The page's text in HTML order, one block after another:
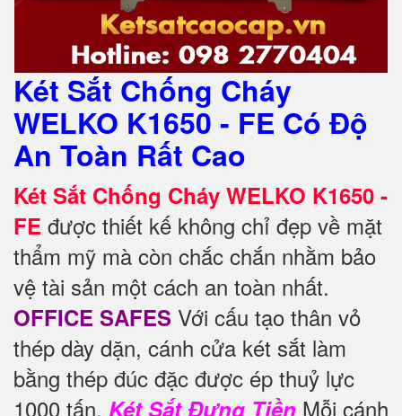
Két Sắt Chống Cháy
WELKO K1650 - FE Có Độ
An Toàn Rất Cao
Két Sắt Chống Cháy WELKO K1650 -
FE được thiết kế không chỉ đẹp về mặt
thẩm mỹ mà còn chắc chắn nhằm bảo
vệ tài sản một cách an toàn nhất.
OFFICE SAFES Với cấu tạo thân vỏ
thép dày dặn, cánh cửa két sắt làm
bằng thép đúc đặc được ép thuỷ lực
1000 tấn. Két Sắt Đựng Tiền Mỗi cánh